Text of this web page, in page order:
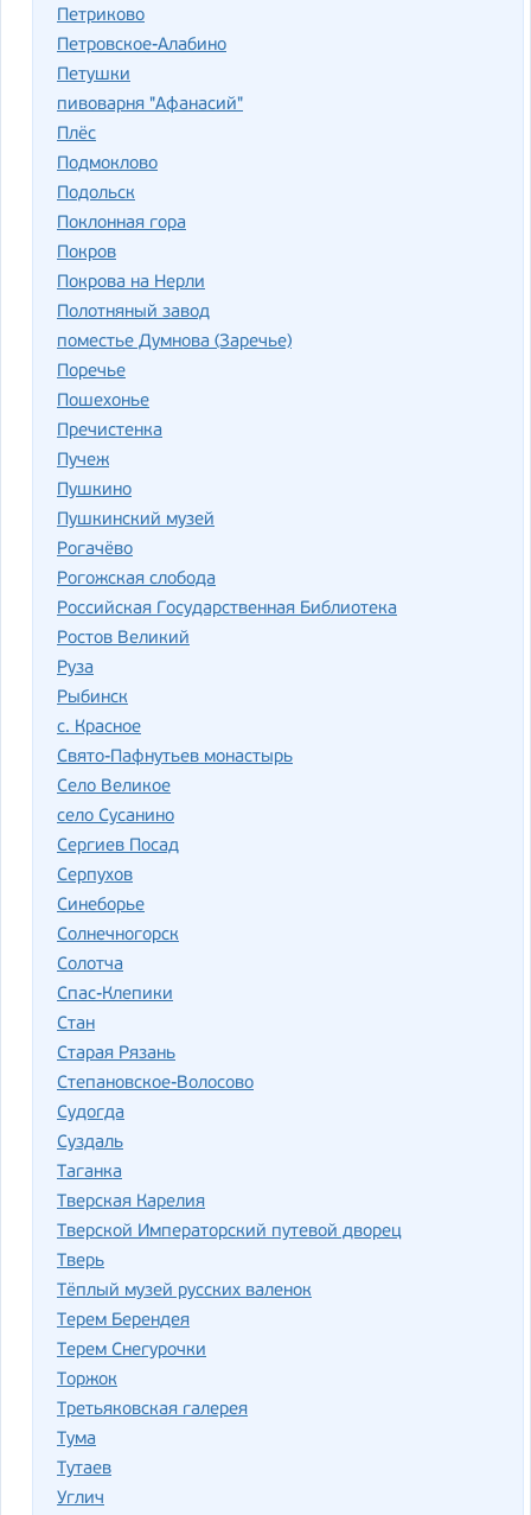
Петриково
Петровское-Алабино
Петушки
пивоварня "Афанасий"
Плёс
Подмоклово
Подольск
Поклонная гора
Покров
Покрова на Нерли
Полотняный завод
поместье Думнова (Заречье)
Поречье
Пошехонье
Пречистенка
Пучеж
Пушкино
Пушкинский музей
Рогачёво
Рогожская слобода
Российская Государственная Библиотека
Ростов Великий
Руза
Рыбинск
с. Красное
Свято-Пафнутьев монастырь
Село Великое
село Сусанино
Сергиев Посад
Серпухов
Синеборье
Солнечногорск
Солотча
Спас-Клепики
Стан
Старая Рязань
Степановское-Волосово
Судогда
Суздаль
Таганка
Тверская Карелия
Тверской Императорский путевой дворец
Тверь
Тёплый музей русских валенок
Терем Берендея
Терем Снегурочки
Торжок
Третьяковская галерея
Тума
Тутаев
Углич